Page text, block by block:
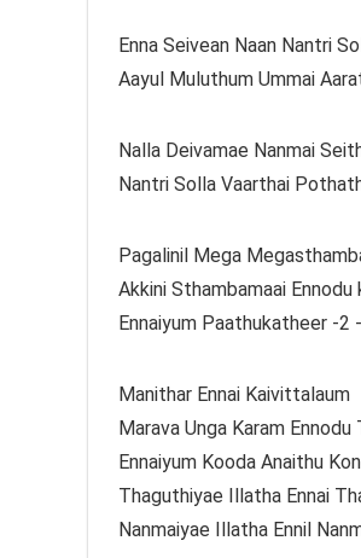
Enna Seivean Naan Nantri
Aayul Muluthum Ummai
Nalla Deivamae Nanmai
Nantri Solla Vaarthai
Pagalinil Mega
Akkini Sthambamaai
Ennaiyum Paathukatheer -2
Manithar Ennai Kaivittalaum
Marava Unga Karam
Ennaiyum Kooda Anaithu
Thaguthiyae Illatha Ennai
Nanmaiyae Illatha Ennil